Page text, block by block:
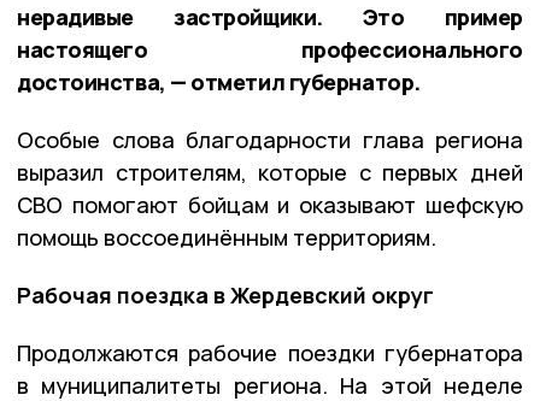
нерадивые застройщики. Это пример
настоящего профессионального
достоинства, — отметил губернатор.
Особые слова благодарности глава региона
выразил строителям, которые с первых дней
СВО помогают бойцам и оказывают шефскую
помощь воссоединённым территориям.
Рабочая поездка в Жердевский округ
Продолжаются рабочие поездки губернатора
в муниципалитеты региона. На этой неделе